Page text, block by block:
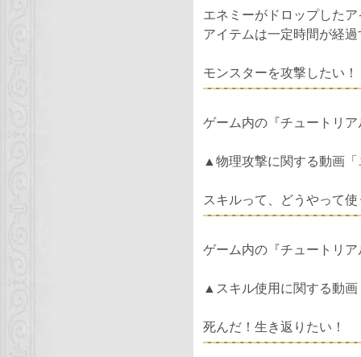
エネミーがドロップした
アイテムは一定時間が経
モンスターを攻撃したい！
ゲーム内の『チュートリ
▲物理攻撃に関する動画「
スキルって、どうやって
ゲーム内の『チュートリ
▲スキル使用に関する動画
死んだ！生き返りたい！